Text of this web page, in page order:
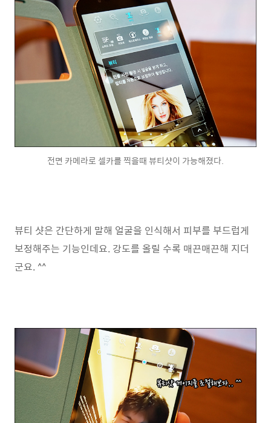
전면 카메라로 셀카를 찍을때 뷰티샷이 가능해졌다.
뷰티 샷은 간단하게 말해 얼굴을 인식해서 피부를 부드럽게
보정해주는 기능인데요. 강도를 올릴 수록 매끈매끈해 지더
군요. ^^